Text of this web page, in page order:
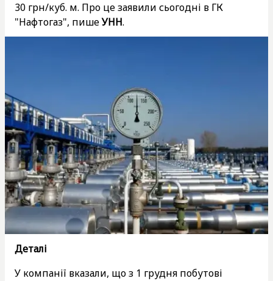
30 грн/куб. м. Про це заявили сьогодні в ГК
"Нафтогаз", пишеУНН.
Деталі
У компанії вказали, що з 1 грудня побутові